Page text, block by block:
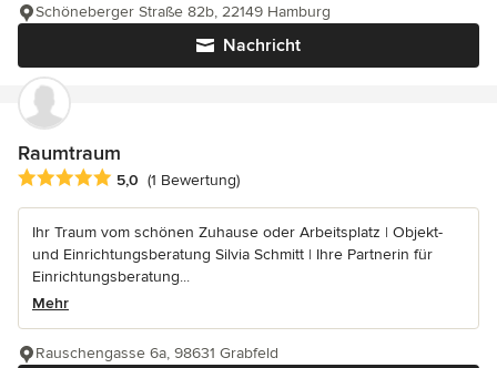
Nachricht
Schöneberger Straße 82b, 22149 Hamburg
Raumtraum
Durchschnittliche Bewertung: 5 von 5 Sternen
5,0 (1 Bewertung)
Ihr Traum vom schönen Zuhause oder Arbeitsplatz | Objekt-
und Einrichtungsberatung Silvia Schmitt | Ihre Partnerin für
Einrichtungsberatung...
Mehr
Rauschengasse 6a, 98631 Grabfeld